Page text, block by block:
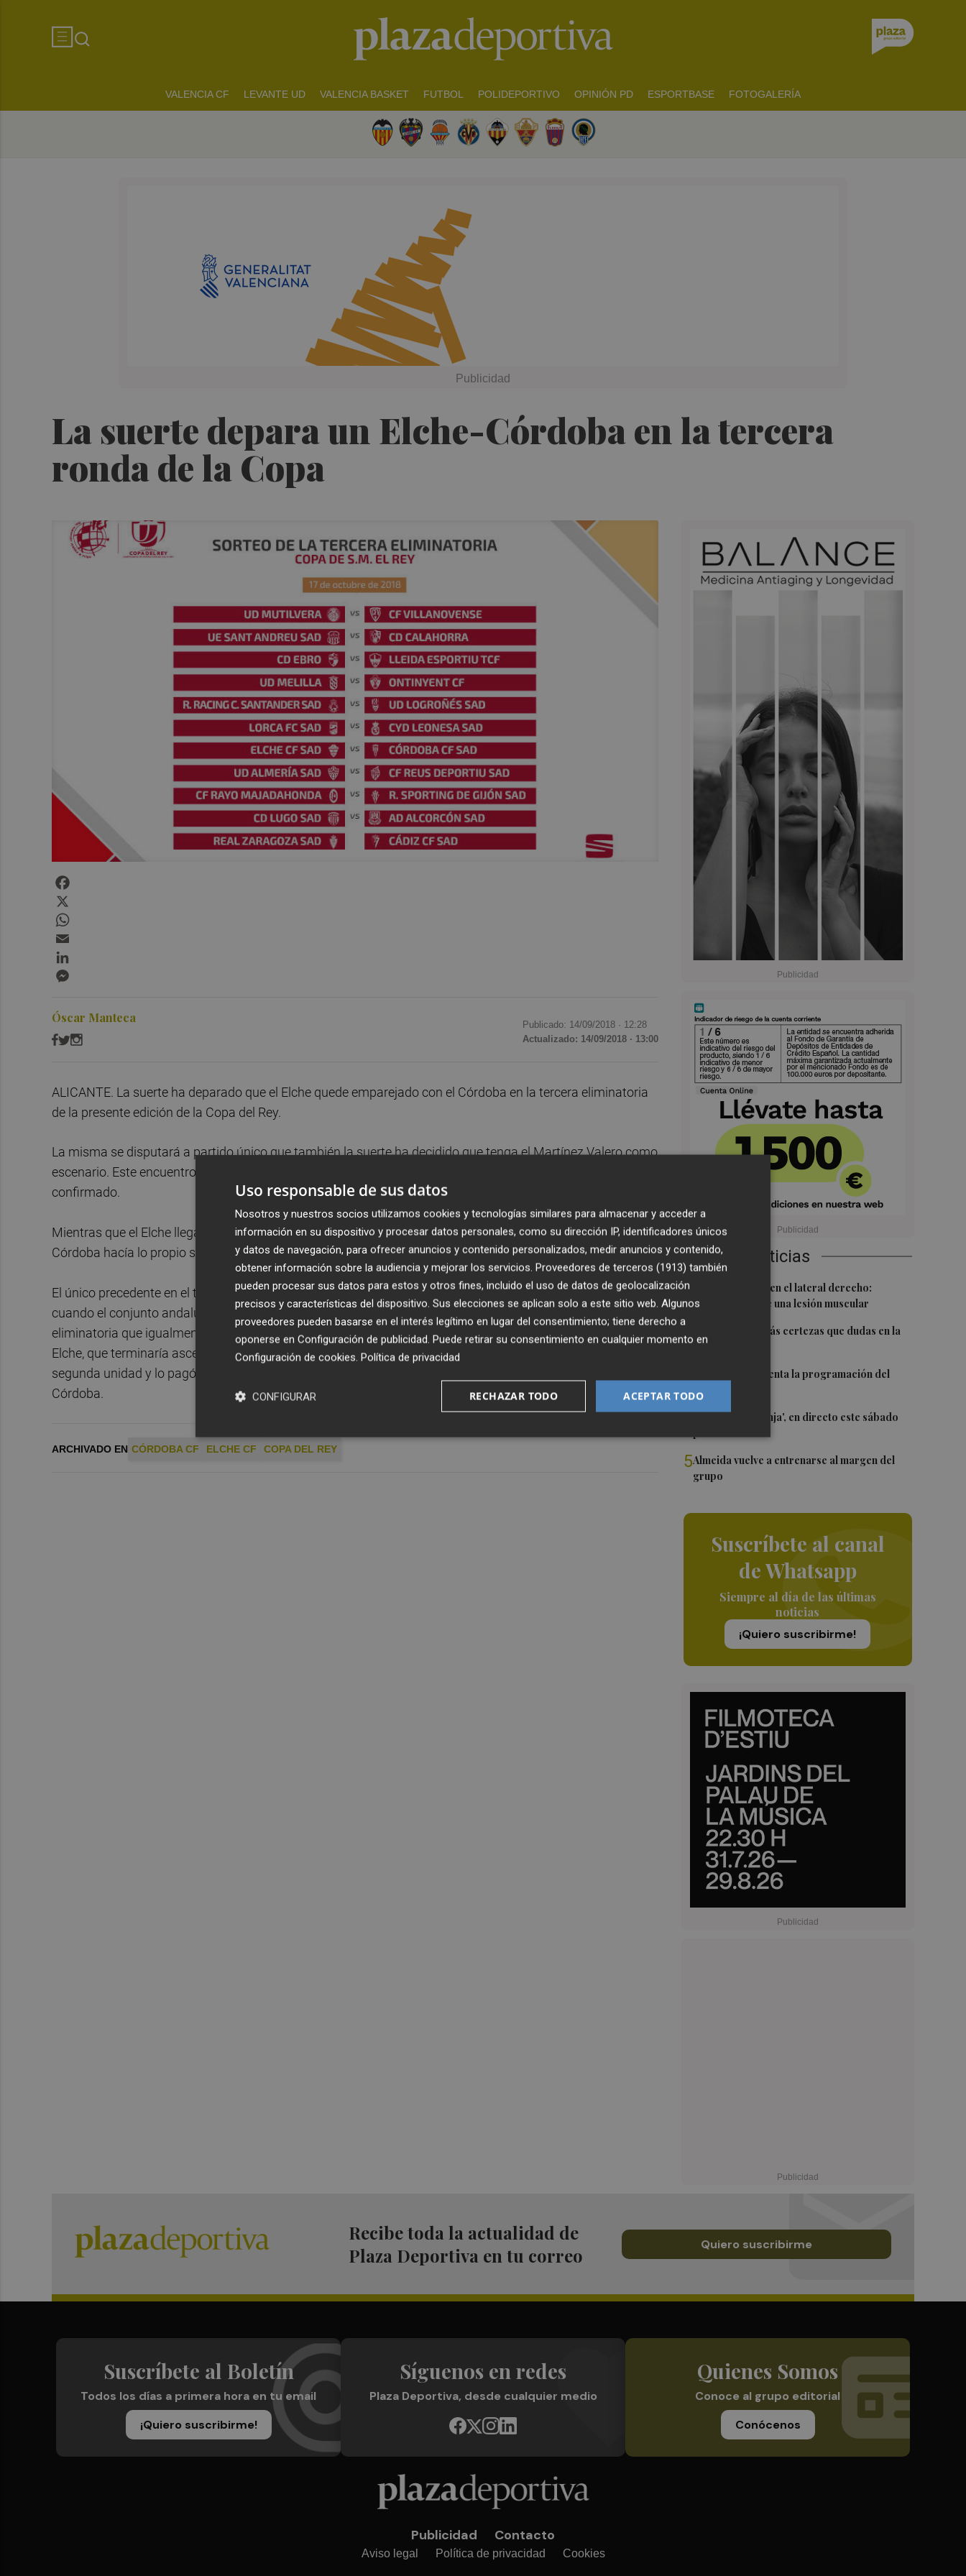
VALENCIA CF LEVANTE UD VALENCIA BASKET FUTBOL POLIDEPORTIVO OPINIÓN PD ESPORTBASE FOTOGALERÍA
La suerte depara un Elche-Córdoba en la tercera
ronda de la Copa
Últimas Noticias
1
Más problemas en el lateral derecho:
Monferrer sufre una lesión muscular
2 Awa Fam deja más certezas que dudas en la
WNBA
3 El Valencia presenta la programación del
Trofeu Taronja
4El 'Trofeu Taronja', en directo este sábado
5Almeida vuelve a entrenarse al margen del
grupo
Suscríbete al canal
de Whatsapp
Siempre al día de las últimas
noticias
¡Quiero suscribirme!
Óscar Manteca Publicado: 14/09/2018 · 12:28
Actualizado: 14/09/2018 · 13:00
ALICANTE. La suerte ha deparado que el Elche quede emparejado con el Córdoba en la tercera eliminatoria
de la presente edición de la Copa del Rey.
La misma se disputará a partido único que también la suerte ha decidido que tenga el Martínez Valero como
escenario. Este encuentro se disputaría el 17 de octubre, aunque lo anterior (y la hora de inicio) no esta
confirmado.
Mientras que el Elche llega a esta ronda después de apear la Granada tras vencerle como local por 2-1, el
Córdoba hacía lo propio sobre el Nàstic pero por 2-0, con tantos de Andrés Martín y Piovaccari.
El único precedente en el torneo del ko entre ambos equipos lo encontramos en la edición de 2012/13,
cuando el conjunto andaluz eliminó a los franjiverdes al derrotarles por 1-0, también en la tercera
eliminatoria que igualmente se jugaba a partido único, solo que este se disputó en el Nuevo Arcángel. Ese
Elche, que terminaría ascendiendo a Primera División, lo entrenaba un Fran Escribá que optó por alinear a la
segunda unidad y lo pagó, precisamente solo tres días después de haber ganado en Liga por 1-0 en
Córdoba.
ARCHIVADO EN CÓRDOBA CF ELCHE CF COPA DEL REY
Recibe toda la actualidad de
Plaza Deportiva en tu correo
Quiero suscribirme
Suscríbete al Boletín
Todos los días a primera hora en tu email
¡Quiero suscribirme!
Síguenos en redes
Plaza Deportiva, desde cualquier medio
Quienes Somos
Conoce al grupo editorial
Conócenos
Publicidad Contacto
Aviso legal Política de privacidad Cookies
Uso responsable de sus datos
Nosotros y nuestros socios utilizamos cookies y tecnologías similares para almacenar y acceder a
información en su dispositivo y procesar datos personales, como su dirección IP, identificadores únicos
y datos de navegación, para ofrecer anuncios y contenido personalizados, medir anuncios y contenido,
obtener información sobre la audiencia y mejorar los servicios. Proveedores de terceros (1913) también
pueden procesar sus datos para estos y otros fines, incluido el uso de datos de geolocalización
precisos y características del dispositivo. Sus elecciones se aplican solo a este sitio web. Algunos
proveedores pueden basarse en el interés legítimo en lugar del consentimiento; tiene derecho a
oponerse en Configuración de publicidad. Puede retirar su consentimiento en cualquier momento en
Configuración de cookies. Política de privacidad
ACEPTAR TODO
RECHAZAR TODO
CONFIGURAR